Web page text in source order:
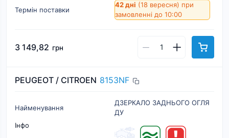
Термін поставки
42 дні (18 вересня) при
замовленні до 10:00
3 149,82 грн
PEUGEOT / CITROEN 8153NF
Найменування
ДЗЕРКАЛО ЗАДНЬОГО ОГЛЯ
ДУ
Інфо